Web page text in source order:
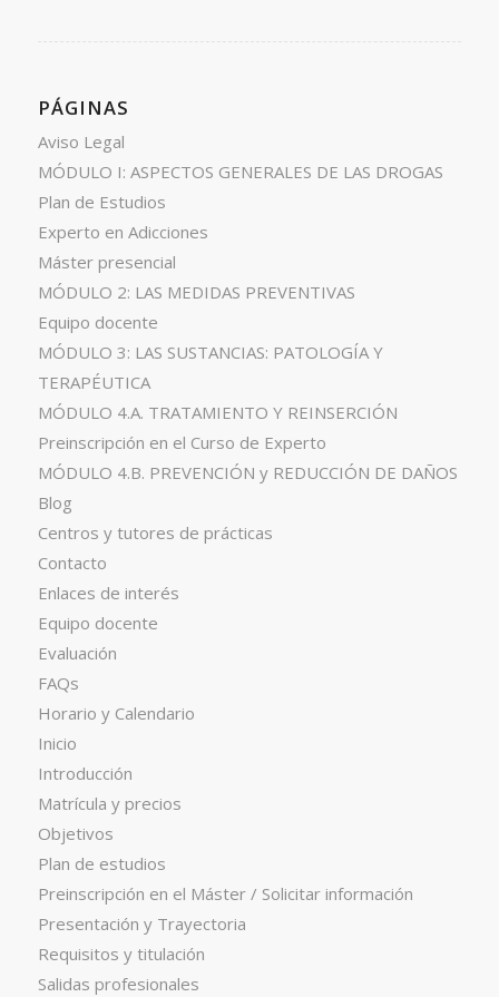
PÁGINAS
Aviso Legal
MÓDULO I: ASPECTOS GENERALES DE LAS DROGAS
Plan de Estudios
Experto en Adicciones
Máster presencial
MÓDULO 2: LAS MEDIDAS PREVENTIVAS
Equipo docente
MÓDULO 3: LAS SUSTANCIAS: PATOLOGÍA Y
TERAPÉUTICA
MÓDULO 4.A. TRATAMIENTO Y REINSERCIÓN
Preinscripción en el Curso de Experto
MÓDULO 4.B. PREVENCIÓN y REDUCCIÓN DE DAÑOS
Blog
Centros y tutores de prácticas
Contacto
Enlaces de interés
Equipo docente
Evaluación
FAQs
Horario y Calendario
Inicio
Introducción
Matrícula y precios
Objetivos
Plan de estudios
Preinscripción en el Máster / Solicitar información
Presentación y Trayectoria
Requisitos y titulación
Salidas profesionales